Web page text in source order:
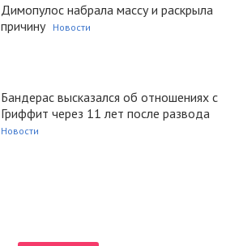
Димопулос набрала массу и раскрыла
причину
Новости
Бандерас высказался об отношениях с
Гриффит через 11 лет после развода
Новости